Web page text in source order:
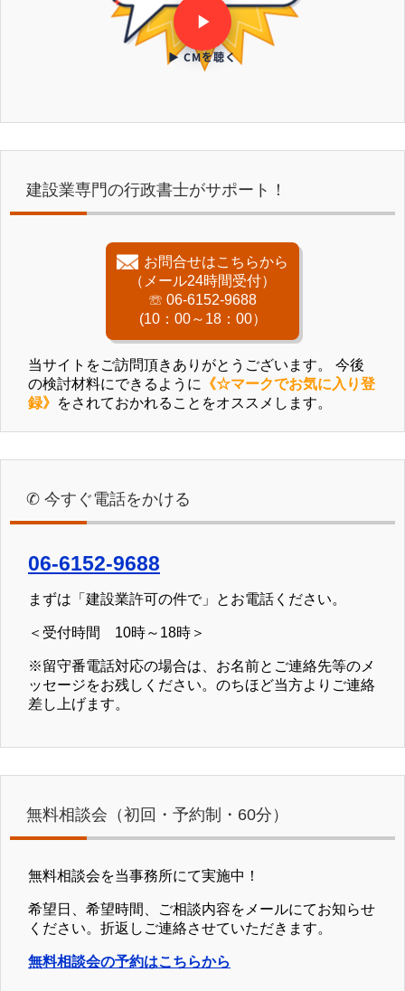
▶ CMを聴く
建設業専門の行政書士がサポート！
お問合せはこちらから
（メール24時間受付）
☏ 06-6152-9688
(10：00～18：00）
当サイトをご訪問頂きありがとうございます。 今後
の検討材料にできるように
《☆マークでお気に入り登
録》 をされておかれることをオススメします。
✆ 今すぐ電話をかける
06-6152-9688
まずは「建設業許可の件で」とお電話ください。
＜受付時間 10時～18時＞
※留守番電話対応の場合は、お名前とご連絡先等のメ
ッセージをお残しください。のちほど当方よりご連絡
差し上げます。
無料相談会（初回・予約制・60分）
無料相談会を当事務所にて実施中！
希望日、希望時間、ご相談内容をメールにてお知らせ
ください。折返しご連絡させていただきます。
無料相談会の予約はこちらから